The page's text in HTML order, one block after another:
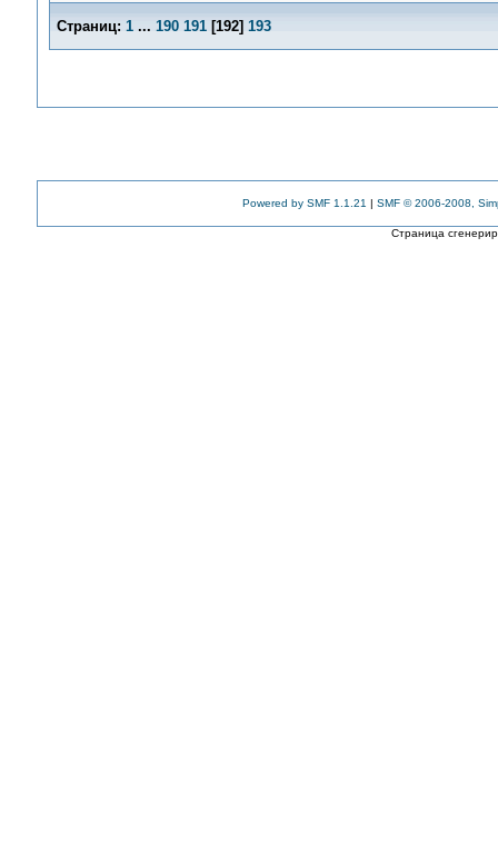
Страниц: 1 ... 190 191[192] 193
Powered by SMF 1.1.21 | SMF © 2006-2008,
Страница